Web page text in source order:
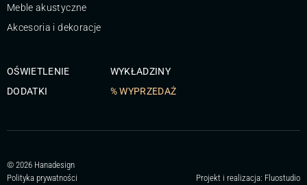
Meble akustyczne
Akcesoria i dekoracje
OŚWIETLENIE
DODATKI
WYKŁADZINY
% WYPRZEDAŻ
© 2026 Hanadesign
Polityka prywatności
Projekt i realizacja: Fluostudio